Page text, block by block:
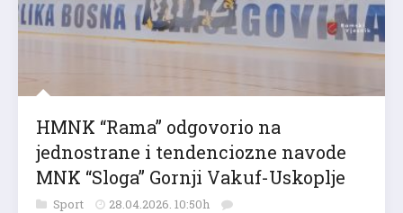
HMNK “Rama” odgovorio na
jednostrane i tendenciozne navode
MNK “Sloga” Gornji Vakuf-Uskoplje
Sport 28.04.2026. 10:50h